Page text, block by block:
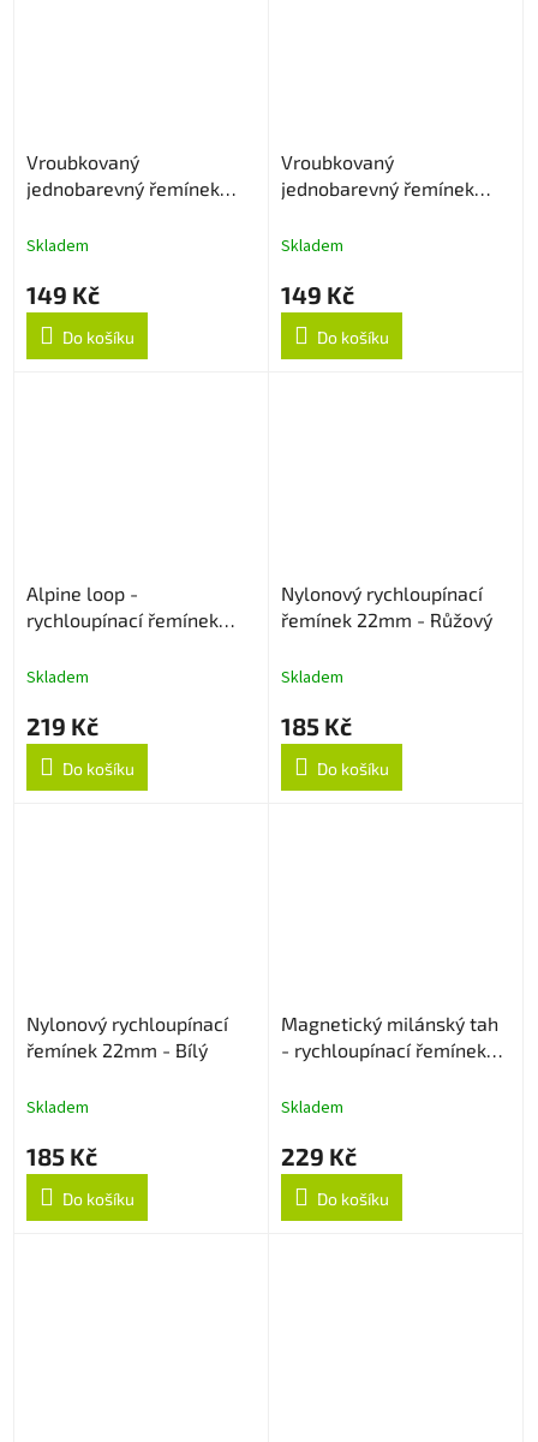
Vroubkovaný
jednobarevný řemínek
Skladem
149 Kč
Do košíku
Vroubkovaný
jednobarevný řemínek
Skladem
149 Kč
Do košíku
Alpine loop -
rychloupínací řemínek
Skladem
219 Kč
Do košíku
Nylonový rychloupínací
řemínek 22mm - Růžový
Skladem
185 Kč
Do košíku
Nylonový rychloupínací
řemínek 22mm - Bílý
Skladem
185 Kč
Do košíku
Magnetický milánský tah
- rychloupínací řemínek
Skladem
229 Kč
Do košíku